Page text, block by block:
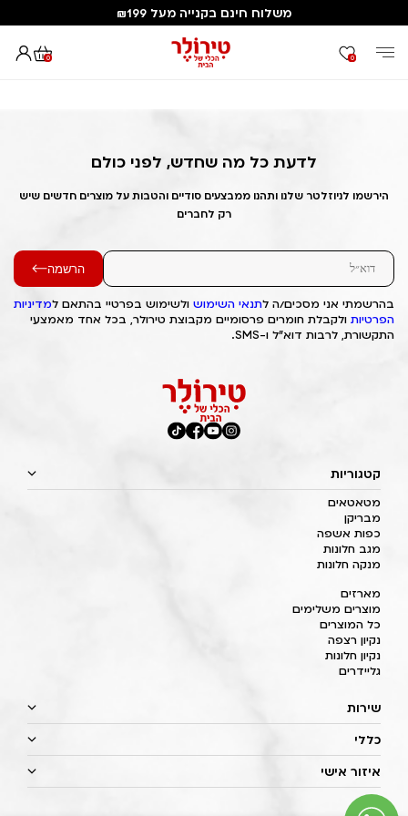
משלוח חינם בקנייה מעל ₪199
0 0
דף הבית Out of Stock Alert 2025/04/05 1743880204
לדעת כל מה שחדש, לפני כולם
הירשמו לניוזלטר שלנו ותהנו ממבצעים סודיים והטבות על מוצרים חדשים שיש
רק לחברים
הרשמה
בהרשמתי אני מסכים/ה לתנאי השימוש ולשימוש בפרטיי בהתאם למדיניות
הפרטיות ולקבלת חומרים פרסומיים מקבוצת טירולר, בכל אחד מאמצעי
התקשורת, לרבות דוא"ל ו-SMS.
קטגוריות
מטאטאים
מבריקן
כפות אשפה
מגב חלונות
מנקה חלונות
מארזים
מוצרים משלימים
כל המוצרים
נקיון רצפה
נקיון חלונות
גליידרים
שירות
כללי
איזור אישי